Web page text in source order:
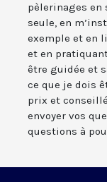
pèlerinages en
seule, en
exemple et en
et en
être guidée et
ce que je dois
prix et
envoyer vos
questions à